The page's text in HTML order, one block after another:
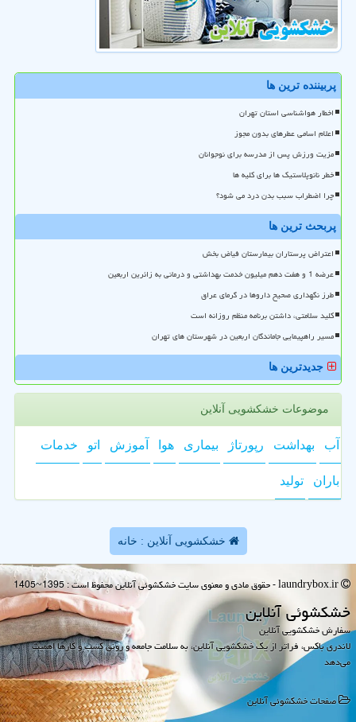
پربیننده ترین ها
اخطار هواشناسی استان تهران
اعلام اسامی عطرهای بدون مجوز
مزیت ورزش پس از مدرسه برای نوجوانان
خطر نانوپلاستیک ها برای کلیه ها
چرا اضطراب سبب بدن درد می شود؟
پربحث ترین ها
اعتراض پرستاران بیمارستان فیاض بخش
عرضه 1 و هفت دهم میلیون خدمت بهداشتی و درمانی به زائرین اربعین
طرز نگهداری صحیح داروها در گرمای عراق
کلید سلامتی، داشتن برنامه منظم روزانه است
مسیر راهپیمایی جاماندگان اربعین در شهرستان های تهران
جدیدترین ها
موضوعات خشکشویی آنلاین
آب بهداشت رپورتاژ بیماری هوا آموزش اتو خدمات
باران تولید
خشکشویی آنلاین : خانه
خشكشوئی آنلاین
سفارش خشکشویی آنلاین
لاندری باکس، فراتر از یک خشکشویی آنلاین، به سلامت جامعه و رونق کسب و کارها اهمیت
می‌دهد
صفحات خشكشوئی آنلاین